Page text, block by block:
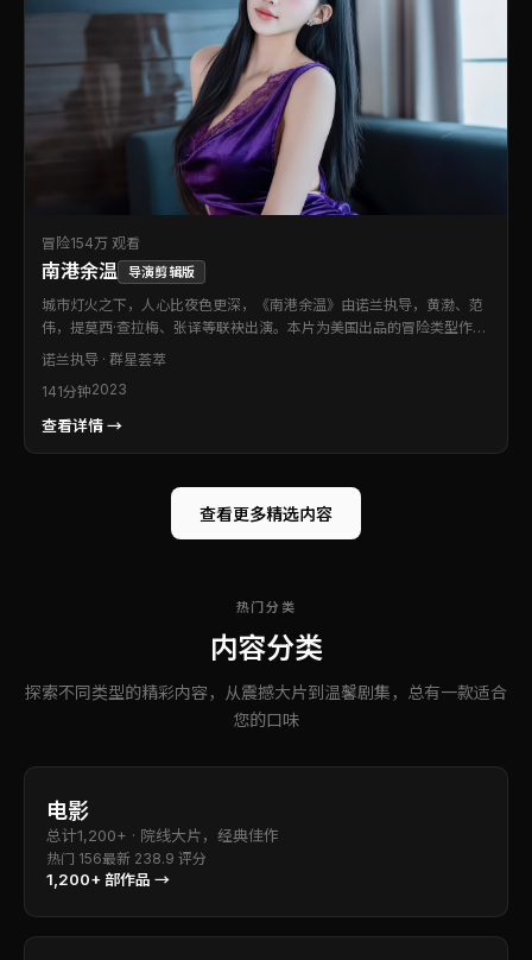
冒险154万 观看
南港余温 导演剪辑版
城市灯火之下，人心比夜色更深，《南港余温》由诺兰执导，黄渤、范
伟，提莫西·查拉梅、张译等联袂出演。本片为美国出品的冒险类型作
品。故事以细腻笔触刻画群像，在张力十足的叙事里探讨信任与背叛。
诺兰执导 · 群星荟萃
141分钟2023
查看详情 →
查看更多精选内容
热门分类
内容分类
探索不同类型的精彩内容，从震撼大片到温馨剧集，总有一款适合
您的口味
电影
总计1,200+ · 院线大片，经典佳作
热门 156最新 238.9 评分
1,200+ 部作品 →